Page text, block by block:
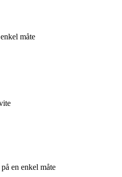
måte
en enkel måte